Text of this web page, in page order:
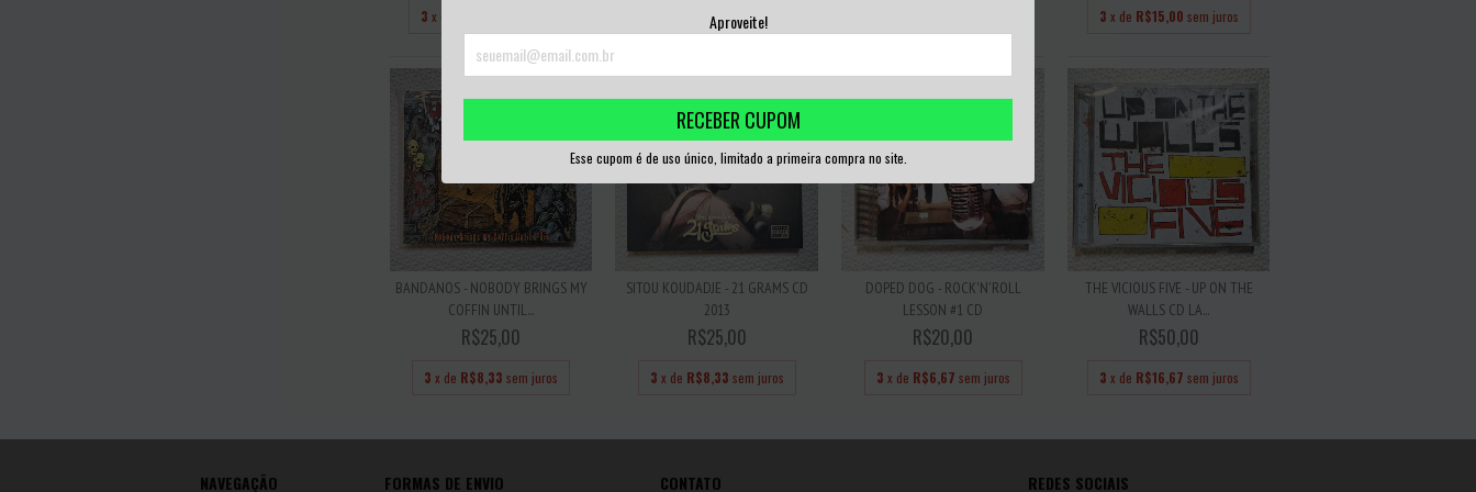
Aproveite!
RECEBER CUPOM
Esse cupom é de uso único, limitado a primeira compra no site.
3 x de R$6,67sem juros 3 x de R$15,00 sem juros
BANDANOS - NOBODY BRINGS MY
COFFIN UNTIL...
R$25,00
3 x de R$8,33 sem juros
SITOU KOUDADJE - 21 GRAMS CD
2013
R$25,00
3 x de R$8,33 sem juros
DOPED DOG - ROCK'N'ROLL
LESSON #1 CD
R$20,00
3 x de R$6,67 sem juros
THE VICIOUS FIVE - UP ON THE
WALLS CD LA...
R$50,00
3 x de R$16,67 sem juros
NAVEGAÇÃO FORMAS DE ENVIO CONTATO REDES SOCIAIS